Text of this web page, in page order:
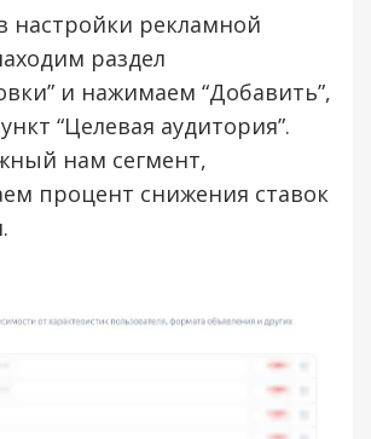
настройки рекламной
раздел
и нажимаем “Добавить”,
“Целевая аудитория”.
нам сегмент,
процент снижения ставок